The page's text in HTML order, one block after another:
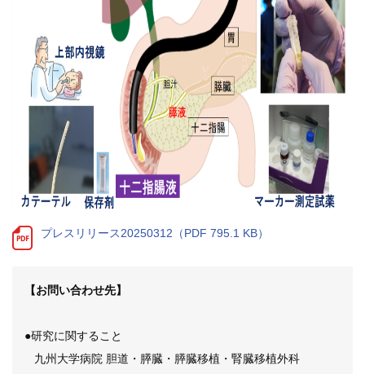
九州大学大学院 歯学研究院
生体防御医学研究所
九州大学大学院 薬学研究院
九州大学
九州大学病院 別府病院
プレスリリース20250312（PDF 795.1 KB）
【お問い合わせ先】
●研究に関すること
九州大学病院 胆道・膵臓・膵臓移植・腎臓移植外科